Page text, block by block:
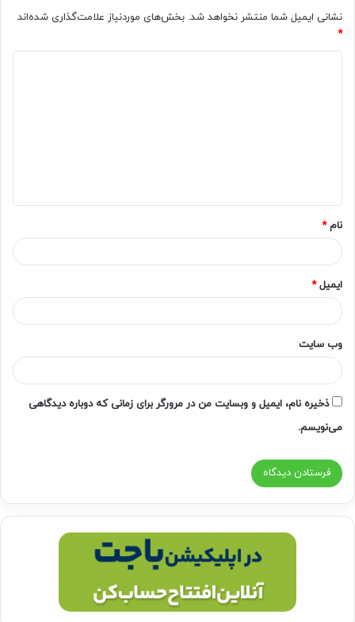
نشانی ایمیل شما منتشر نخواهد شد. بخش‌های موردنیاز علامت‌گذاری شده‌اند
*
*
نام*
ایمیل*
وب‌ سایت
ذخیره نام، ایمیل و وبسایت من در مرورگر برای زمانی که دوباره دیدگاهی
می‌نویسم.